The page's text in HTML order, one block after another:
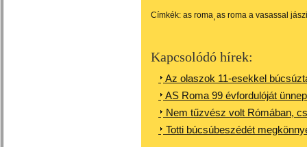
Címkék: as roma as roma a vasassal
Kapcsolódó hírek:
Az olaszok 11-esekkel
AS Roma 99 évfordulóját
Nem tűzvész volt Rómában,
Totti búcsúbeszédét